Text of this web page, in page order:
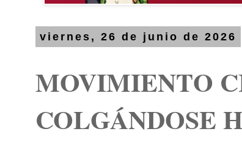
viernes, 26 de junio de 2026
MOVIMIENTO
COLGÁNDOSE